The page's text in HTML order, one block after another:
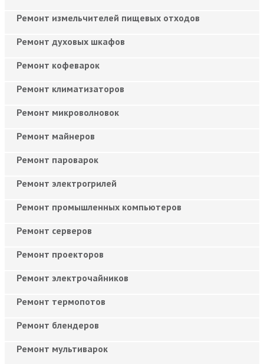
Ремонт измельчителей пищевых отходов
Ремонт духовых шкафов
Ремонт кофеварок
Ремонт климатизаторов
Ремонт микроволновок
Ремонт майнеров
Ремонт пароварок
Ремонт электрогрилей
Ремонт промышленных компьютеров
Ремонт серверов
Ремонт проекторов
Ремонт электрочайников
Ремонт термопотов
Ремонт блендеров
Ремонт мультиварок